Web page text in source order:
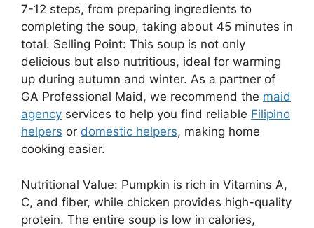
7-12 steps, from preparing ingredients to
completing the soup, taking about 45 minutes in
total. Selling Point: This soup is not only
delicious but also nutritious, ideal for warming
up during autumn and winter. As a partner of
GA Professional Maid, we recommend the maid
agency services to help you find reliable Filipino
helpers or domestic helpers, making home
cooking easier.
Nutritional Value: Pumpkin is rich in Vitamins A,
C, and fiber, while chicken provides high-quality
protein. The entire soup is low in calories,